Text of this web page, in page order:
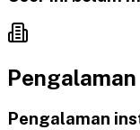
Pengalaman
Pengalaman